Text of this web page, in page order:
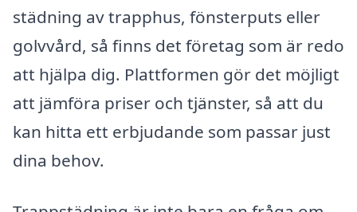
städning av trapphus, fönsterputs eller
golvvård, så finns det företag som är redo
att hjälpa dig. Plattformen gör det möjligt
att jämföra priser och tjänster, så att du
kan hitta ett erbjudande som passar just
dina behov.